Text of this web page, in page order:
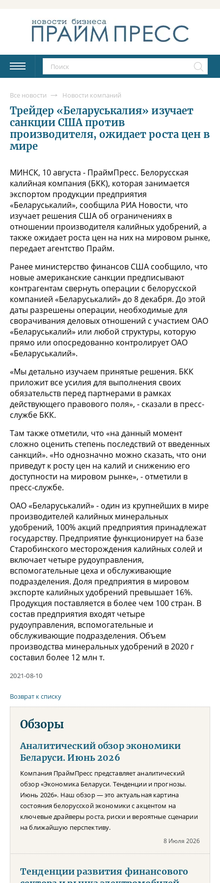
Все новости Новости компаний
Трейдер «Беларуськалия» изучает
санкции США против
производителя, ожидает роста цен в
мире
МИНСК, 10 августа - ПраймПресс. Белорусская
калийная компания (БКК), которая занимается
экспортом продукции предприятия
«Беларуськалий», сообщила РИА Новости, что
изучает решения США об ограничениях в
отношении производителя калийных удобрений, а
также ожидает роста цен на них на мировом рынке,
передает агентство Прайм.
Ранее министерство финансов США сообщило, что
новые американские санкции предписывают
контрагентам свернуть операции с белорусской
компанией «Беларуськалий» до 8 декабря. До этой
даты разрешены операции, необходимые для
сворачивания деловых отношений с участием ОАО
«Беларуськалий» или любой структуры, которую
прямо или опосредованно контролирует ОАО
«Беларуськалий».
«Мы детально изучаем принятые решения. БКК
приложит все усилия для выполнения своих
обязательств перед партнерами в рамках
действующего правового поля», - сказали в пресс-
службе БКК.
Там также отметили, что «на данный момент
сложно оценить степень последствий от введенных
санкций». «Но однозначно можно сказать, что они
приведут к росту цен на калий и снижению его
доступности на мировом рынке», - отметили в
пресс-службе.
ОАО «Беларуськалий» - один из крупнейших в мире
производителей калийных минеральных
удобрений, 100% акций предприятия принадлежат
государству. Предприятие функционирует на базе
Старобинского месторождения калийных солей и
включает четыре рудоуправления,
вспомогательные цеха и обслуживающие
подразделения. Доля предприятия в мировом
экспорте калийных удобрений превышает 16%.
Продукция поставляется в более чем 100 стран. В
состав предприятия входят четыре
рудоуправления, вспомогательные и
обслуживающие подразделения. Объем
производства минеральных удобрений в 2020 г
составил более 12 млн т.
2021-08-10
Возврат к списку
Обзоры
Аналитический обзор экономики
Беларуси. Июнь 2026
Компания ПраймПресс представляет аналитический
обзор «Экономика Беларуси. Тенденции и прогнозы.
Июнь 2026». Наш обзор — это актуальная картина
состояния белорусской экономики с акцентом на
ключевые драйверы роста, риски и вероятные сценарии
на ближайшую перспективу.
8 Июля 2026
Тенденции развития финансового